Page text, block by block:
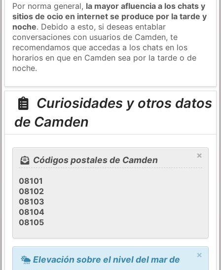
Por norma general, la mayor afluencia a los chats y
sitios de ocio en internet se produce por la tarde y
noche. Debido a esto, si deseas entablar
conversaciones con usuarios de Camden, te
recomendamos que accedas a los chats en los
horarios en que en Camden sea por la tarde o de
noche.
Curiosidades y otros datos
de Camden
×
Códigos postales de Camden
08101
08102
08103
08104
08105
×
Elevación sobre el nivel del mar de